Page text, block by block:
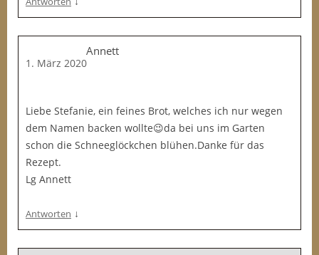
Annett
1. März 2020
Liebe Stefanie, ein feines Brot, welches ich nur wegen
dem Namen backen wollte😉da bei uns im Garten
schon die Schneeglöckchen blühen.Danke für das
Rezept.
Lg Annett
Antworten ↓